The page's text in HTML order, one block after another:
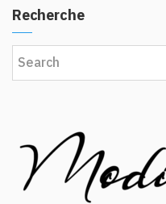
Recherche